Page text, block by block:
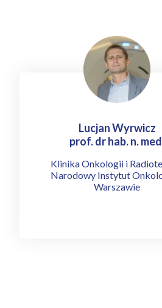
Lucjan Wyrwicz
prof. dr hab. n.
Klinika Onkologii i
Narodowy Instytut
Warszawie